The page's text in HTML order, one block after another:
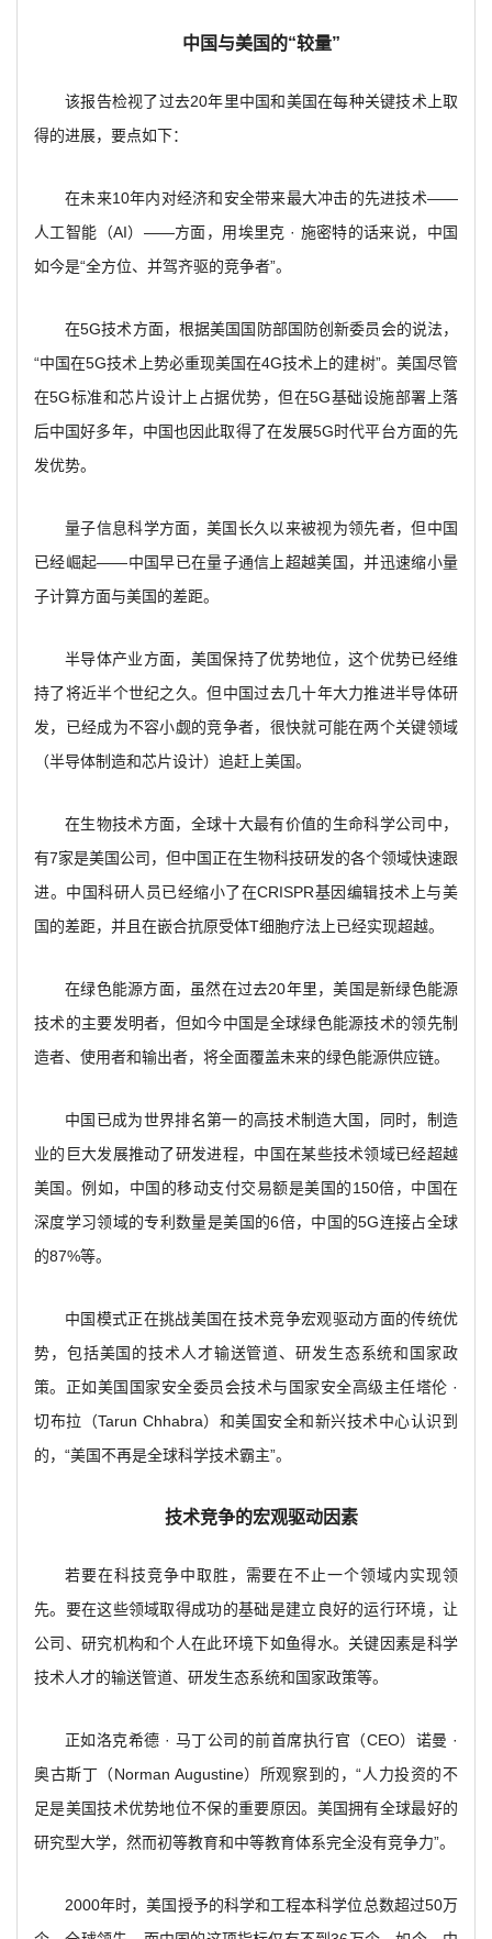
中国与美国的“较量”
该报告检视了过去20年里中国和美国在每种关键技术上取
得的进展，要点如下：
在未来10年内对经济和安全带来最大冲击的先进技术——
人工智能（AI）——方面，用埃里克 · 施密特的话来说，中国
如今是“全方位、并驾齐驱的竞争者”。
在5G技术方面，根据美国国防部国防创新委员会的说法，
“中国在5G技术上势必重现美国在4G技术上的建树”。美国尽管
在5G标准和芯片设计上占据优势，但在5G基础设施部署上落
后中国好多年，中国也因此取得了在发展5G时代平台方面的先
发优势。
量子信息科学方面，美国长久以来被视为领先者，但中国
已经崛起——中国早已在量子通信上超越美国，并迅速缩小量
子计算方面与美国的差距。
半导体产业方面，美国保持了优势地位，这个优势已经维
持了将近半个世纪之久。但中国过去几十年大力推进半导体研
发，已经成为不容小觑的竞争者，很快就可能在两个关键领域
（半导体制造和芯片设计）追赶上美国。
在生物技术方面，全球十大最有价值的生命科学公司中，
有7家是美国公司，但中国正在生物科技研发的各个领域快速跟
进。中国科研人员已经缩小了在CRISPR基因编辑技术上与美
国的差距，并且在嵌合抗原受体T细胞疗法上已经实现超越。
在绿色能源方面，虽然在过去20年里，美国是新绿色能源
技术的主要发明者，但如今中国是全球绿色能源技术的领先制
造者、使用者和输出者，将全面覆盖未来的绿色能源供应链。
中国已成为世界排名第一的高技术制造大国，同时，制造
业的巨大发展推动了研发进程，中国在某些技术领域已经超越
美国。例如，中国的移动支付交易额是美国的150倍，中国在
深度学习领域的专利数量是美国的6倍，中国的5G连接占全球
的87%等。
中国模式正在挑战美国在技术竞争宏观驱动方面的传统优
势，包括美国的技术人才输送管道、研发生态系统和国家政
策。正如美国国家安全委员会技术与国家安全高级主任塔伦 ·
切布拉（Tarun Chhabra）和美国安全和新兴技术中心认识到
的，“美国不再是全球科学技术霸主”。
技术竞争的宏观驱动因素
若要在科技竞争中取胜，需要在不止一个领域内实现领
先。要在这些领域取得成功的基础是建立良好的运行环境，让
公司、研究机构和个人在此环境下如鱼得水。关键因素是科学
技术人才的输送管道、研发生态系统和国家政策等。
正如洛克希德 · 马丁公司的前首席执行官（CEO）诺曼 ·
奥古斯丁（Norman Augustine）所观察到的，“人力投资的不
足是美国技术优势地位不保的重要原因。美国拥有全球最好的
研究型大学，然而初等教育和中等教育体系完全没有竞争力”。
2000年时，美国授予的科学和工程本科学位总数超过50万